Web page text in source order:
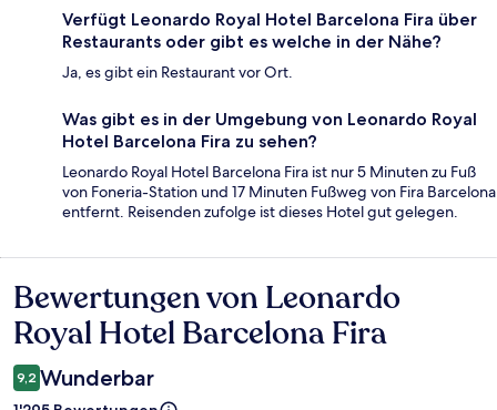
Verfügt Leonardo Royal Hotel Barcelona Fira über
Restaurants oder gibt es welche in der Nähe?
Ja, es gibt ein Restaurant vor Ort.
Was gibt es in der Umgebung von Leonardo Royal
Hotel Barcelona Fira zu sehen?
Leonardo Royal Hotel Barcelona Fira ist nur 5 Minuten zu Fuß
von Foneria-Station und 17 Minuten Fußweg von Fira Barcelona
entfernt. Reisenden zufolge ist dieses Hotel gut gelegen.
Bewertungen
Bewertungen von Leonardo
Royal Hotel Barcelona Fira
9,2 Wunderbar